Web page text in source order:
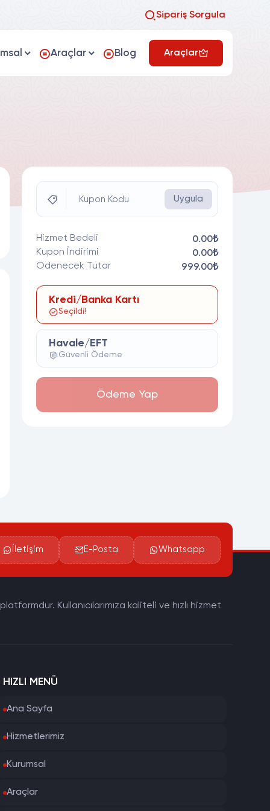
Sipariş Sorgula
Araçlar Blog Araçlar
Kupon Kodu Uygula
Hizmet Bedeli
0.00₺
Kupon İndirimi
0.00₺
Ödenecek Tutar
999.00₺
Kredi/Banka Kartı
Seçildi!
Havale/EFT
Güvenli Ödeme
Ödeme Yap
İletişim E-Posta Whatsapp
Kullanıcılarımıza kaliteli ve hızlı hizmet
HIZLI MENÜ
Ana Sayfa
Hizmetlerimiz
Kurumsal
Araçlar